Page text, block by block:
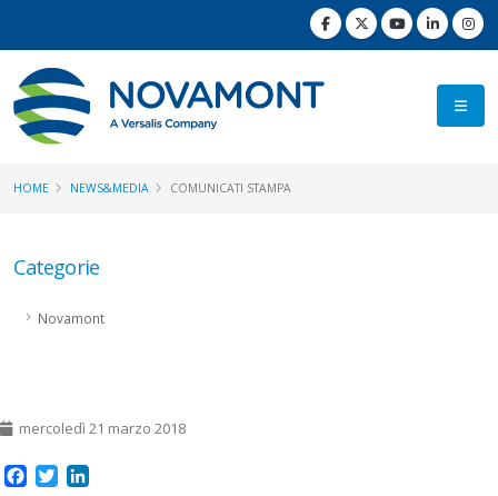
HOME NEWS&MEDIA COMUNICATI STAMPA
Categorie
Novamont
mercoledì 21 marzo 2018
Facebook
Twitter